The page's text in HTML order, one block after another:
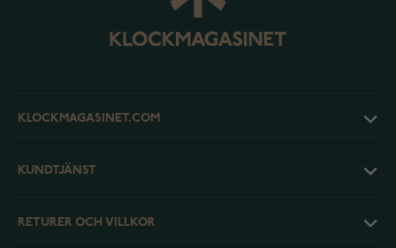
KLOCKMAGASINET.COM
KUNDTJÄNST
RETURER OCH VILLKOR